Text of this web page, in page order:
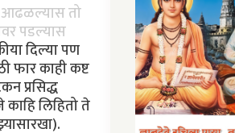
आढळल्यास तो
पडल्यास
दिल्या पण
फार काही कष्ट
प्रसिद्ध
लिहितो ते